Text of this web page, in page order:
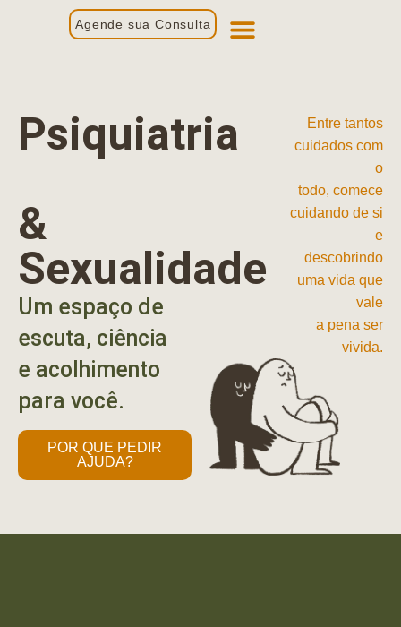
Agende sua Consulta
Psiquiatria
&
Sexualidade
Um espaço de
escuta, ciência
e acolhimento
para você.
POR QUE PEDIR
AJUDA?
Entre tantos
cuidados com
o
todo, comece
cuidando de si
e
descobrindo
uma vida que
vale
a pena ser
vivida.